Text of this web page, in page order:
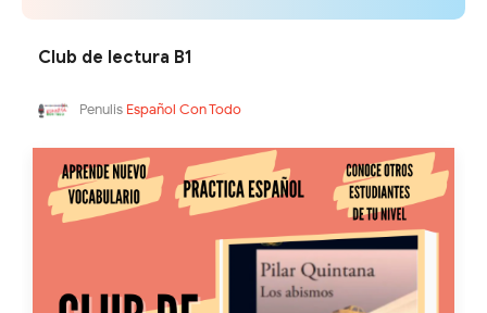
Club de lectura B1
Penulis Español Con Todo